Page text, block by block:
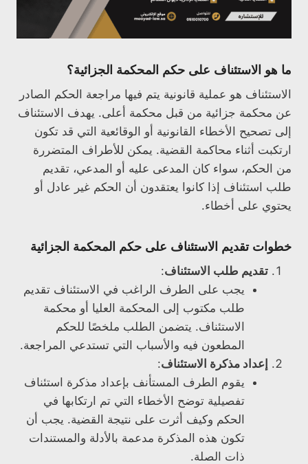
ما هو الاستئناف على حكم المحكمة الجزائية؟
الاستئناف هو عملية قانونية يتم فيها مراجعة الحكم الصادر
عن محكمة جزائية من قبل محكمة أعلى. يهدف الاستئناف
إلى تصحيح الأخطاء القانونية أو الوقائعية التي قد تكون
ارتكبت أثناء محاكمة القضية. يمكن للأطراف المتضررة
من الحكم، سواء كان المدعى عليه أو المدعي، تقديم
طلب استئناف إذا كانوا يعتقدون أن الحكم غير عادل أو
يحتوي على أخطاء.
خطوات تقديم الاستئناف على حكم المحكمة الجزائية
تقديم طلب الاستئناف:
يجب على الطرف الراغب في الاستئناف تقديم
طلب مكتوب إلى المحكمة العليا أو محكمة
الاستئناف. يتضمن الطلب ملخصًا للحكم
المطعون فيه والأسباب التي تستدعي المراجعة.
إعداد مذكرة الاستئناف:
يقوم الطرف المستأنف بإعداد مذكرة استئناف
تفصيلية توضح الأخطاء التي تم ارتكابها في
الحكم وكيف أثرت على نتيجة القضية. يجب أن
تكون هذه المذكرة مدعمة بالأدلة والمستندات
ذات الصلة.